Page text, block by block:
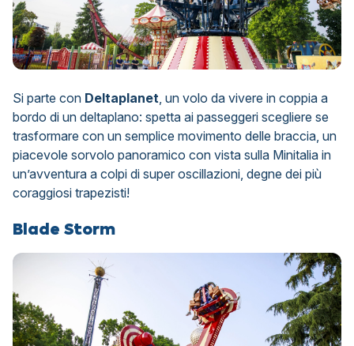
Si parte con Deltaplanet, un volo da vivere in coppia a
bordo di un deltaplano: spetta ai passeggeri scegliere se
trasformare con un semplice movimento delle braccia, un
piacevole sorvolo panoramico con vista sulla Minitalia in
un’avventura a colpi di super oscillazioni, degne dei più
coraggiosi trapezisti!
Blade Storm